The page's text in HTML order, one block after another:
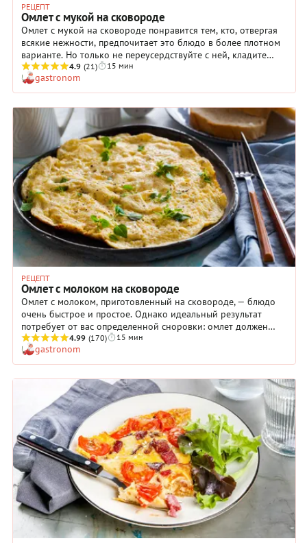
РЕЦЕПТ
Омлет с мукой на сковороде
Омлет с мукой на сковороде понравится тем, кто, отвергая
всякие нежности, предпочитает это блюдо в более плотном
варианте. Но только не переусердствуйте с ней, кладите
столько, сколько указано в рецепте, иначе результат
разочарует вас. Кстати, муку вполне можно заменить
манкой: попробуйте однажды и такой вариант. В рецепте
омлета с мукой на сковороде очень подробно расписана
старинная технология расчета меры жидкости для омлета.
Непременно воспользуйтесь ею, и вы точно будете знать,
какой должна быть идеальная плотность этого простого и
быстрого блюда.
4.9 (21) 15 мин
gastronom
РЕЦЕПТ
Омлет с молоком на сковороде
Омлет с молоком, приготовленный на сковороде, — блюдо
очень быстрое и простое. Однако идеальный результат
потребует от вас определенной сноровки: омлет должен
получиться очень нежным, безо всякой хрустящей корочки.
Поэтому мы специально очень подробно расписали весь
процесс. Обратите особое внимание на то, что яйца с
молоком взбиваются, точнее, взбалтываются именно вилкой.
Это очень важно, ведь в данном случае пышность
совершенно ни к чему. Во Франции взбивание венчиком или
тем более миксером ингредиентов этого блюда вообще
считается дурным кулинарным тоном. И хотя там в
принципе не жалуют приготовление омлета с молоком
(традиционно используются только яйца), нам подобный
вариант очень и очень нравится.
4.99 (170) 15 мин
gastronom